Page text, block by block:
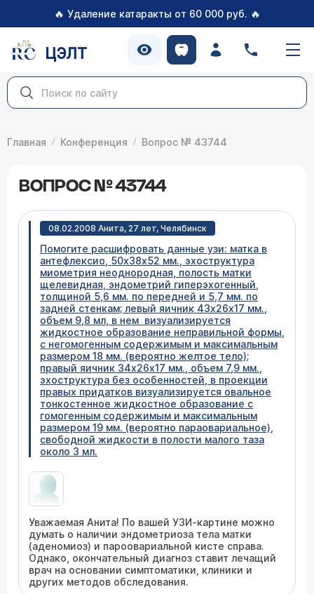
🔥 Удаление катаракты от 60 000 руб. 🔥
ЦЭЛТ
Главная Конференция Вопрос № 43744
ВОПРОС № 43744
08.02.2008 Анита, 27 лет, Челябинск
Помогите расшифровать данные узи: матка в
антефлексио, 50х38х52 мм., эхоструктура
миометрия неоднородная, полость матки
щелевидная, эндометрий гиперэхогенный,
толщиной 5,6 мм. по передней и 5,7 мм. по
задней стенкам; левый яичник 43х26х17 мм.,
объем 9,8 мл, в нем визуализируется
жидкостное образование неправильной формы,
с негомогенным содержимым и максимальным
размером 18 мм. (вероятно желтое тело);
правый яичник 34х26х17 мм., объем 7,9 мм.,
эхоструктура без особенностей, в проекции
правых придатков визуализируется овальное
тонкостенное жидкостное образование с
гомогенным содержимым и максимальным
размером 19 мм. (вероятно параовариальное),
свободной жидкости в полости малого таза
около 3 мл.
Уважаемая Анита! По вашей УЗИ-картине можно
думать о наличии эндометриоза тела матки
(аденомиоз) и пароовариальной кисте справа.
Однако, окончательный диагноз ставит лечащий
врач на основании симптоматики, клиники и
других методов обследования.